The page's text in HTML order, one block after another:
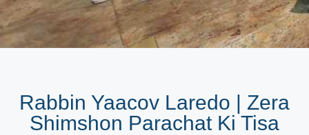
Rabbin Yaacov Laredo | Zera
Shimshon Parachat Ki Tisa